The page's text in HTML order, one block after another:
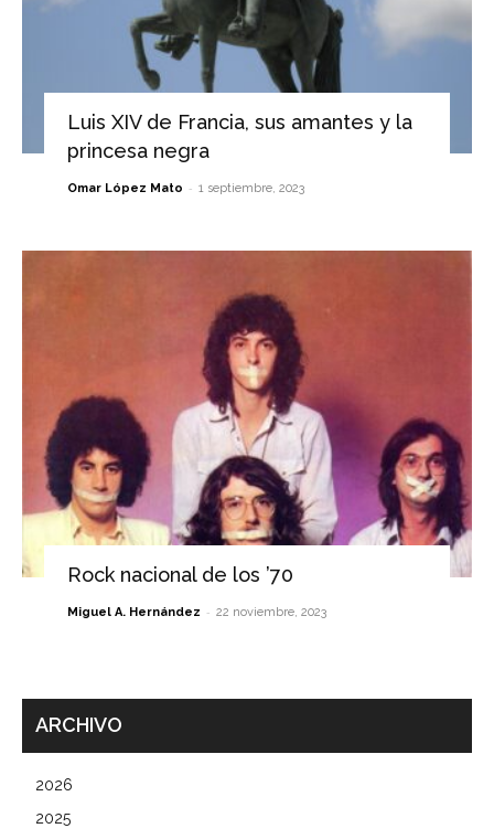
Luis XIV de Francia, sus amantes y la
princesa negra
Omar López Mato - 1 septiembre, 2023
Rock nacional de los ’70
Miguel A. Hernández - 22 noviembre, 2023
ARCHIVO
2026
2025